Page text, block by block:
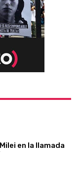
en la llamada